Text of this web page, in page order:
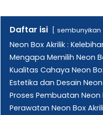
Daftar isi sembunyikan
Neon Box Akrilik :
Mengapa Memilih Neon
Kualitas Cahaya Neon
Estetika dan Desain Neon
Proses Pembuatan Neon
Perawatan Neon Box